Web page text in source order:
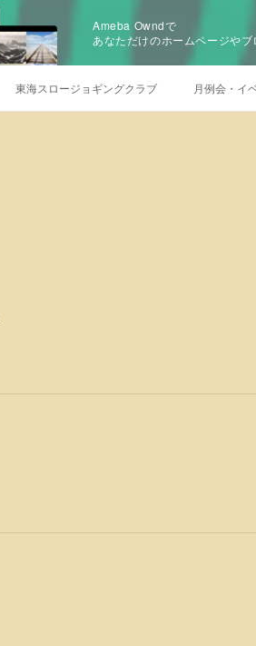
Ameba Owndで
あなただけのホームページやブ
東海スロージョギングクラブ 月例会・イ